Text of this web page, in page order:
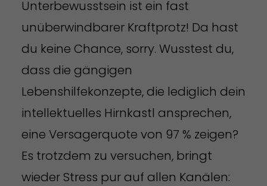
Unterbewusstsein ist ein fast
unüberwindbarer Kraftprotz! Da hast
du keine Chance, sorry. Wusstest du,
dass die gängigen
Lebenshilfekonzepte, die lediglich dein
intellektuelles Hirnkastl ansprechen,
eine Versagerquote von 97 % zeigen?
Es trotzdem zu versuchen, bringt
wieder Stress pur auf allen Kanälen: